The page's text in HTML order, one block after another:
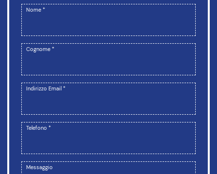
Nome *
Cognome *
Indirizzo Email *
Telefono *
Messaggio